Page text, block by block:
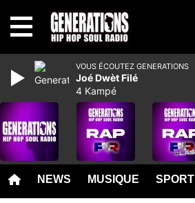
NEWS MUSIQUE SPORT
VOUS ÉCOUTEZ GENERATIONS
Joé Dwèt Filé
4 Kampé